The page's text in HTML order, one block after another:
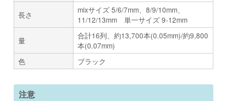
長さ
mixサイズ 5/6/7mm、8/9/10mm、
11/12/13mm 単一サイズ 9-12mm
量
合計16列、約13,700本(0.05mm)/約9,800
本(0.07mm)
色
ブラック
注意